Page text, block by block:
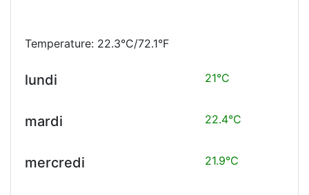
Temperature: 22.3°C/72.1°F
lundi 21°C
mardi 22.4°C
mercredi 21.9°C